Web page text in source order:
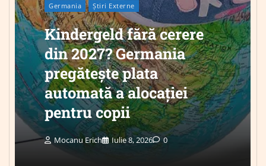
Germania Știri Externe
Kindergeld fără cerere
din 2027? Germania
pregătește plata
automată a alocației
pentru copii
Mocanu Erich Iulie 8, 2026 0